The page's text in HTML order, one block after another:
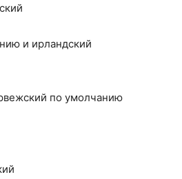
и ирландский
по умолчанию